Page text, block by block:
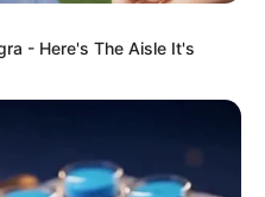
- Here's The Aisle It's